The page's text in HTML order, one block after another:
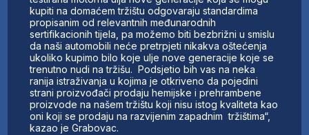
kupiti na domaćem tržištu odgovaraju standardima
propisanim od relevantnih međunarodnih
sertifikacionih tijela, pa možemo biti bezbrižni u smislu
da naši automobili neće pretrpjeti nikakva oštećenja
ukoliko kupimo bilo koje ulje nove generacije koje se
trenutno nudi na tržišu. Podsjetio bih vas na neka
ranija istraživanja u kojima je otkriveno da pojedini
strani proizvođači prodaju hemijske i prehrambene
proizvode na našem tržištu koji nisu istog kvaliteta kao
oni koji se prodaju na razvijenim zapadnim tržištima“,
kazao je Grabovac.